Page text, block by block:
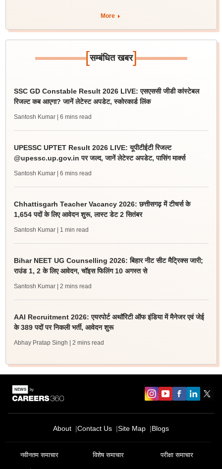
More
[सम्बंधित खबर]
SSC GD Constable Result 2026 LIVE: एसएससी जीडी कांस्टेबल
रिजल्ट कब आएगा? जानें लेटेस्ट अपडेट, स्कोरकार्ड लिंक
Santosh Kumar | 6 mins read
UPESSC UPTET Result 2026 LIVE: यूपीटीईटी रिजल्ट
@upessc.up.gov.in पर जल्द, जानें लेटेस्ट अपडेट, पासिंग मार्क्स
Santosh Kumar | 6 mins read
Chhattisgarh Teacher Vacancy 2026: छत्तीसगढ़ में टीचर्स के
1,654 पदों के लिए आवेदन शुरू, लास्ट डेट 2 सितंबर
Santosh Kumar | 1 min read
Bihar NEET UG Counselling 2026: बिहार नीट सीट मैट्रिक्स जारी;
राउंड 1, 2 के लिए आवेदन, चॉइस फिलिंग 10 अगस्त से
Santosh Kumar | 2 mins read
AAI Recruitment 2026: एयरपोर्ट अथॉरिटी ऑफ इंडिया में मैनेजर एवं जेई
के 389 पदों पर निकली भर्ती, आवेदन शुरू
Abhay Pratap Singh | 2 mins read
About Contact Us Site Map Blogs
नवीनतम समाचार विशेष समाचार परीक्षा समाचार